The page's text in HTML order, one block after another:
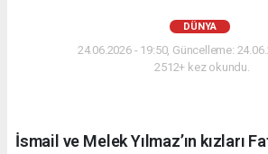
DÜNYA
24.06.2026 - 19:50, Güncelleme:
2512+ kez okundu.
İsmail ve Melek Yılmaz’ın kızları